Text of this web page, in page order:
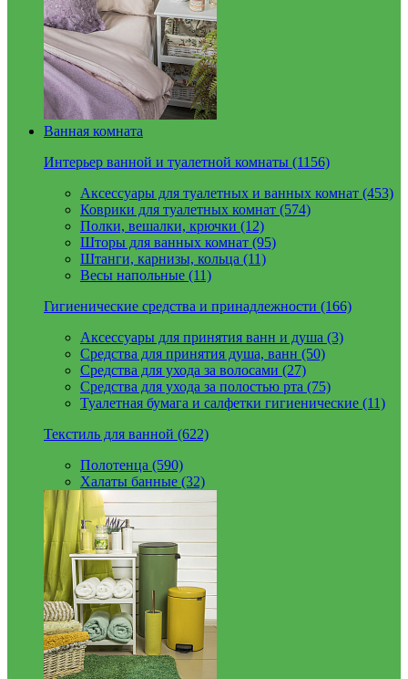
Ванная комната
Интерьер ванной и туалетной комнаты (1156)
Аксессуары для туалетных и ванных комнат (453)
Коврики для туалетных комнат (574)
Полки, вешалки, крючки (12)
Шторы для ванных комнат (95)
Штанги, карнизы, кольца (11)
Весы напольные (11)
Гигиенические средства и принадлежности (166)
Аксессуары для принятия ванн и душа (3)
Средства для принятия душа, ванн (50)
Средства для ухода за волосами (27)
Средства для ухода за полостью рта (75)
Туалетная бумага и салфетки гигиенические (11)
Текстиль для ванной (622)
Полотенца (590)
Халаты банные (32)